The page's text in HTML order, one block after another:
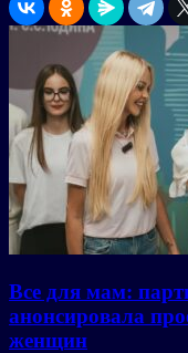
Все для мам:
анонсировала
женщин